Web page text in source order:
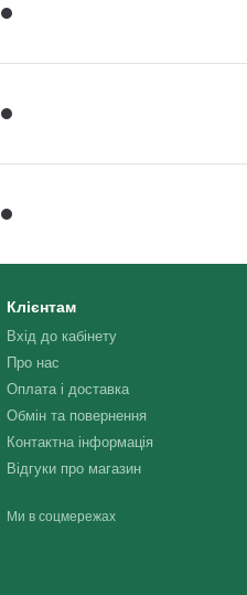
Клієнтам
Вхід до кабінету
Про нас
Оплата і доставка
Обмін та повернення
Контактна інформація
Відгуки про магазин
Ми в соцмережах